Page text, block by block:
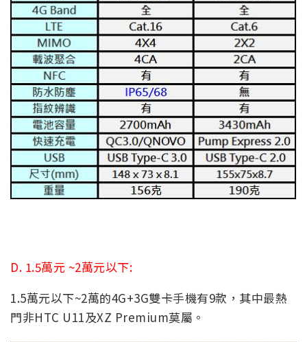
D. 1.5萬元 ~2萬元以下:
1.5萬元以下~2萬的4G+3G雙卡手機有9款，其中最熱
門非HTC U11及XZ Premium莫屬。